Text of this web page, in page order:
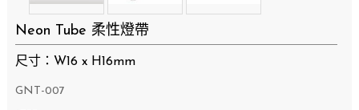
Neon Tube 柔性燈帶
尺寸：W16 x H16mm
GNT-007